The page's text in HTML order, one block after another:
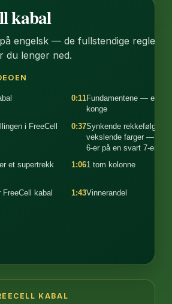
kabal
engelsk — de fullstendige reglene
du lenger ned.
0:11Fundamentene — ess til
konge
i FreeCell
0:37Synkende rekkefølge,
vekslende farger — en
6-er på en svart 7-er
et supertrekk 1:061 tom kolonne
kabal 1:43Vinnerandel
KABAL